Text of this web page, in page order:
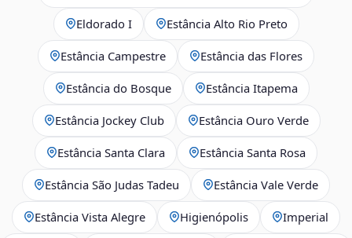
Eldorado I Estância Alto Rio Preto
Estância Campestre Estância das Flores
Estância do Bosque Estância Itapema
Estância Jockey Club Estância Ouro Verde
Estância Santa Clara Estância Santa Rosa
Estância São Judas Tadeu Estância Vale Verde
Estância Vista Alegre Higienópolis Imperial